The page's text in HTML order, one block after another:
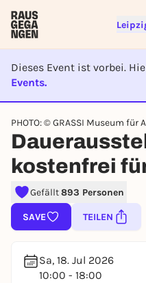
Dieses Event ist vorbei.
Events.
EVENT
PHOTO: © GRASSI Museum für
kostenfrei
Gefällt893 Personen
SAVE TEILEN
Sa, 18. Jul 2026
10:00 - 18:00
Sign up for
To like events,
REGISTER
You already have